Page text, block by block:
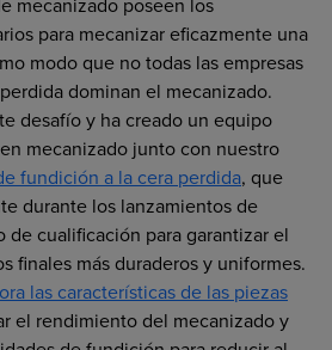
mecanizado poseen los
para mecanizar eficazmente una
modo que no todas las empresas
dominan el mecanizado.
desafío y ha creado un equipo
mecanizado junto con nuestro
fundición a la cera perdida, que
durante los lanzamientos de
de cualificación para garantizar el
finales más duraderos y uniformes.
las características de las piezas
el rendimiento del mecanizado y